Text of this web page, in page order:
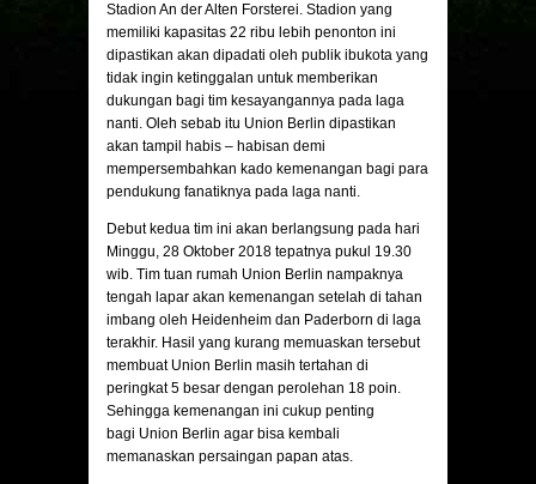
Stadion An der Alten Forsterei. Stadion yang
memiliki kapasitas 22 ribu lebih penonton ini
dipastikan akan dipadati oleh publik ibukota yang
tidak ingin ketinggalan untuk memberikan
dukungan bagi tim kesayangannya pada laga
nanti. Oleh sebab itu Union Berlin dipastikan
akan tampil habis – habisan demi
mempersembahkan kado kemenangan bagi para
pendukung fanatiknya pada laga nanti.
Debut kedua tim ini akan berlangsung pada hari
Minggu, 28 Oktober 2018 tepatnya pukul 19.30
wib. Tim tuan rumah Union Berlin nampaknya
tengah lapar akan kemenangan setelah di tahan
imbang oleh Heidenheim dan Paderborn di laga
terakhir. Hasil yang kurang memuaskan tersebut
membuat Union Berlin masih tertahan di
peringkat 5 besar dengan perolehan 18 poin.
Sehingga kemenangan ini cukup penting
bagi Union Berlin agar bisa kembali
memanaskan persaingan papan atas.